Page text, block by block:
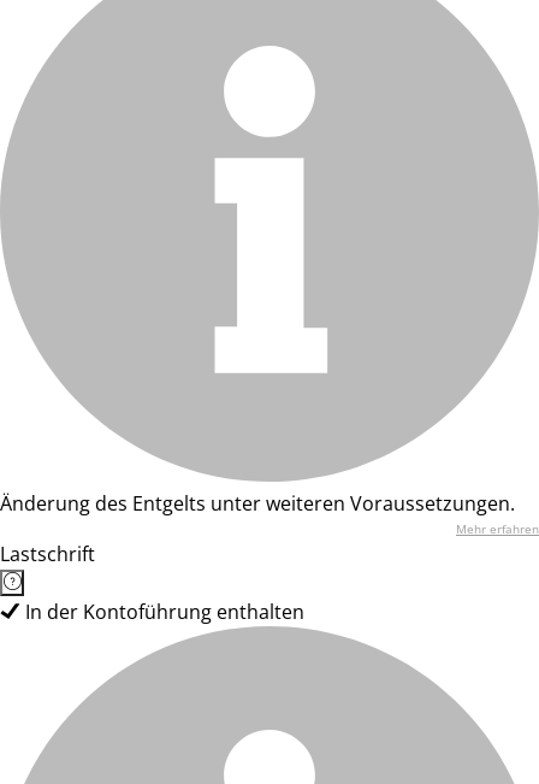
Änderung des Entgelts unter weiteren Voraussetzungen.
Mehr erfahren
Lastschrift
In der Kontoführung enthalten